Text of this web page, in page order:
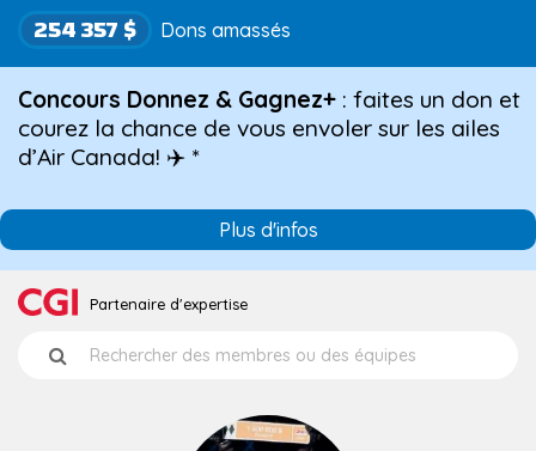
254 357 $ Dons amassés
Concours Donnez & Gagnez+ : faites un don et
courez la chance de vous envoler sur les ailes
d’Air Canada! ✈️ *
Plus d'infos
Partenaire d'expertise